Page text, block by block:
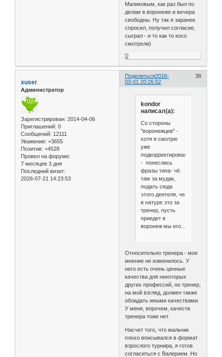
Маликовым, как раз был по
делам в воронеже и вечера
свободны. Ну так я заранее
спросил, получил согласие,
сыграл - и то как то косо
смотрели)
0
Поделиться 38
2016-
03-01 20:26:52
xuser
Администратор
Зарегистрирован: 2014-04-06
Приглашений: 0
Сообщений: 12111
Уважение: +3655
Позитив: +4528
Провел на форуме:
7 месяцев 3 дня
Последний визит:
2026-07-21 14:23:53
kondor
написал(а):
Со стороны
"воронежцев" -
хотя я смотрю
уже
подкорректировали)))
- понеслись
фразы типа- чё
там за мудак,
подать сюда
этого деятеля, че
в натуре это за
тренер, пусть
приедет в
воронеж мы его...
Относительно тренера - мое
мнение не изменилось. У
него есть очень ценные
качества для некоторых
других профессий, но тренер,
на мой взгляд, должен также
обладать иными качествами.
У меня, впрочем, качеств
тренера тоже нет.
Насчет того, что мальчик
плохо вписывался в формат
взрослого турнира, я готов
согласиться с Валерием. Но